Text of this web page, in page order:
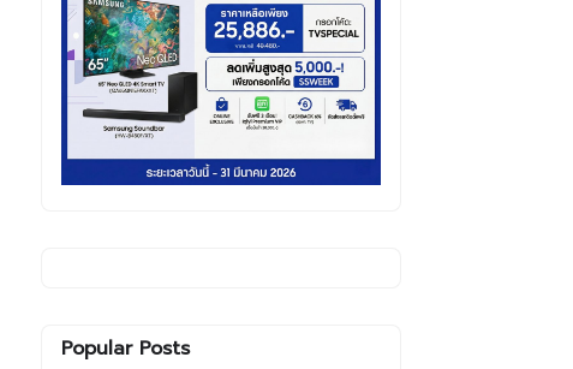
Popular Posts